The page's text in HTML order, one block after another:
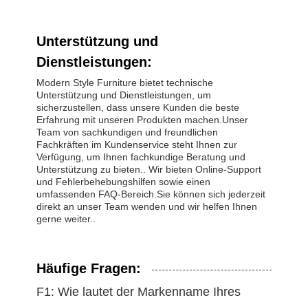
Unterstützung und
Dienstleistungen:
Modern Style Furniture bietet technische
Unterstützung und Dienstleistungen, um
sicherzustellen, dass unsere Kunden die beste
Erfahrung mit unseren Produkten machen.Unser
Team von sachkundigen und freundlichen
Fachkräften im Kundenservice steht Ihnen zur
Verfügung, um Ihnen fachkundige Beratung und
Unterstützung zu bieten.. Wir bieten Online-Support
und Fehlerbehebungshilfen sowie einen
umfassenden FAQ-Bereich.Sie können sich jederzeit
direkt an unser Team wenden und wir helfen Ihnen
gerne weiter..
Häufige Fragen:
F1: Wie lautet der Markenname Ihres